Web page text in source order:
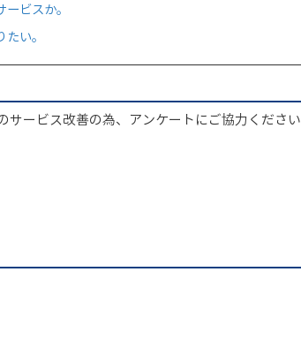
ビスか。
い。
サービス改善の為、アンケートにご協力ください